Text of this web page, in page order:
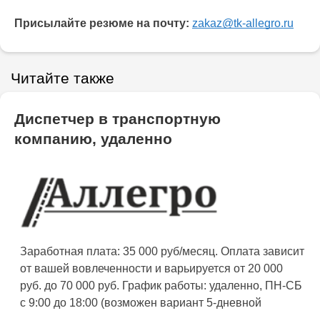
Присылайте резюме на почту: zakaz@tk-allegro.ru
Читайте также
Диспетчер в транспортную
компанию, удаленно
Заработная плата: 35 000 руб/месяц. Оплата зависит
от вашей вовлеченности и варьируется от 20 000
руб. до 70 000 руб. График работы: удаленно, ПН-СБ
с 9:00 до 18:00 (возможен вариант 5-дневной